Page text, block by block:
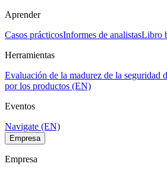
Aprender
Casos prácticosInformes de analistasLibro
Herramientas
Evaluación de la madurez de la seguridad
por los productos (EN)
Eventos
Navigate (EN)
Empresa
Empresa